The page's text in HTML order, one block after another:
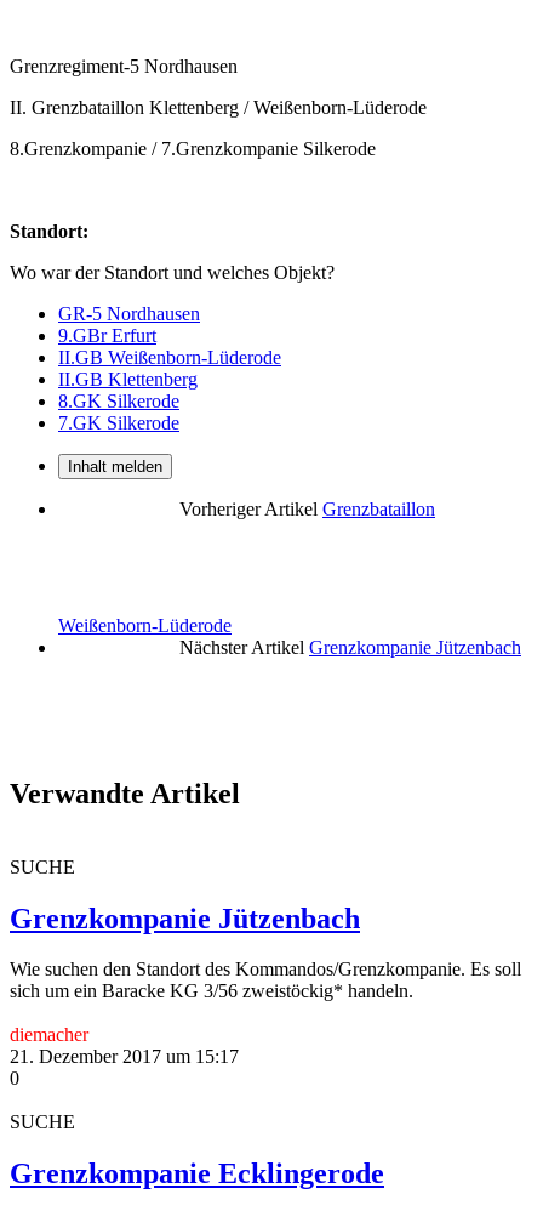
Grenzregiment-5 Nordhausen
II. Grenzbataillon Klettenberg / Weißenborn-Lüderode
8.Grenzkompanie / 7.Grenzkompanie Silkerode
Standort:
Wo war der Standort und welches Objekt?
GR-5 Nordhausen
9.GBr Erfurt
II.GB Weißenborn-Lüderode
II.GB Klettenberg
8.GK Silkerode
7.GK Silkerode
Inhalt melden
Vorheriger Artikel Grenzbataillon
Weißenborn-Lüderode
Nächster Artikel Grenzkompanie Jützenbach
Verwandte Artikel
SUCHE
Grenzkompanie Jützenbach
Wie suchen den Standort des Kommandos/Grenzkompanie. Es soll
sich um ein Baracke KG 3/56 zweistöckig* handeln.
diemacher
21. Dezember 2017 um 15:17
0
SUCHE
Grenzkompanie Ecklingerode